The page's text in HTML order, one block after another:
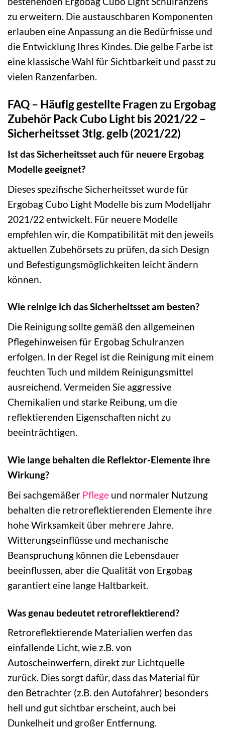
zu erweitern. Die austauschbaren Komponenten
erlauben eine Anpassung an die Bedürfnisse und
die Entwicklung Ihres Kindes. Die gelbe Farbe ist
eine klassische Wahl für Sichtbarkeit und passt zu
vielen Ranzenfarben.
FAQ – Häufig gestellte Fragen zu Ergobag
Zubehör Pack Cubo Light bis 2021/22 –
Sicherheitsset 3tlg. gelb (2021/22)
Ist das Sicherheitsset auch für neuere Ergobag
Modelle geeignet?
Dieses spezifische Sicherheitsset wurde für
Ergobag Cubo Light Modelle bis zum Modelljahr
2021/22 entwickelt. Für neuere Modelle
empfehlen wir, die Kompatibilität mit den jeweils
aktuellen Zubehörsets zu prüfen, da sich Design
und Befestigungsmöglichkeiten leicht ändern
können.
Wie reinige ich das Sicherheitsset am besten?
Die Reinigung sollte gemäß den allgemeinen
Pflegehinweisen für Ergobag Schulranzen
erfolgen. In der Regel ist die Reinigung mit einem
feuchten Tuch und mildem Reinigungsmittel
ausreichend. Vermeiden Sie aggressive
Chemikalien und starke Reibung, um die
reflektierenden Eigenschaften nicht zu
beeinträchtigen.
Wie lange behalten die Reflektor-Elemente ihre
Wirkung?
Bei sachgemäßer Pflege und normaler Nutzung
behalten die retroreflektierenden Elemente ihre
hohe Wirksamkeit über mehrere Jahre.
Witterungseinflüsse und mechanische
Beanspruchung können die Lebensdauer
beeinflussen, aber die Qualität von Ergobag
garantiert eine lange Haltbarkeit.
Was genau bedeutet retroreflektierend?
Retroreflektierende Materialien werfen das
einfallende Licht, wie z.B. von
Autoscheinwerfern, direkt zur Lichtquelle
zurück. Dies sorgt dafür, dass das Material für
den Betrachter (z.B. den Autofahrer) besonders
hell und gut sichtbar erscheint, auch bei
Dunkelheit und großer Entfernung.